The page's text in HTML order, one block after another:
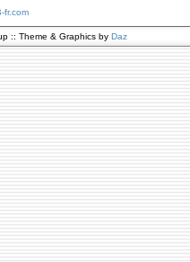
fr.com
:: Theme & Graphics by Daz